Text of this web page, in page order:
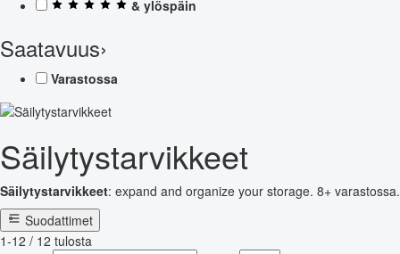
& ylöspäin
Saatavuus›
Varastossa
Säilytystarvikkeet
Säilytystarvikkeet: expand and organize your storage. 8+ varastossa.
Suodattimet
1-12 / 12 tulosta